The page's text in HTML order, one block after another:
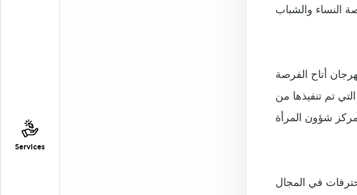
Services
أتاح الفرصة
تم تنفيذها من
في المجال